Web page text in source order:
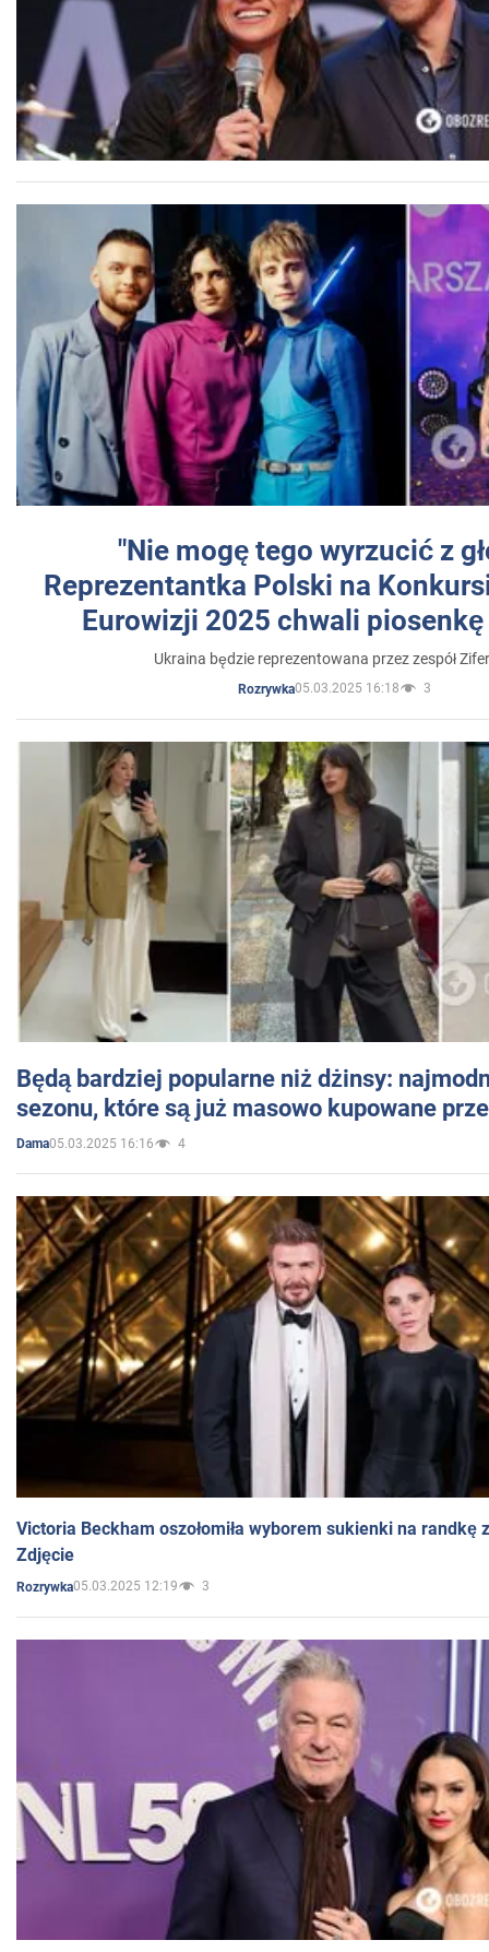
"Nie mogę tego wyrzucić z
Reprezentantka Polski na
Eurowizji 2025 chwali
Ukraina będzie reprezentowana przez zespół
Rozrywka05.03.2025 16:18 3
Będą bardziej popularne niż dżinsy:
sezonu, które są już masowo kupowane
Dama05.03.2025 16:16 4
Victoria Beckham oszołomiła wyborem sukienki na randkę
Zdjęcie
Rozrywka05.03.2025 12:19 3